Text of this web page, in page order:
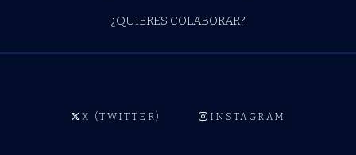
¿QUIERES COLABORAR?
X (TWITTER) INSTAGRAM